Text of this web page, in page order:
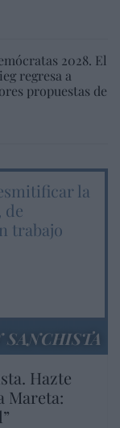
2028. El
regresa a
propuestas de
la
de
trabajo
SANCHISTA
Hazte
Mareta: